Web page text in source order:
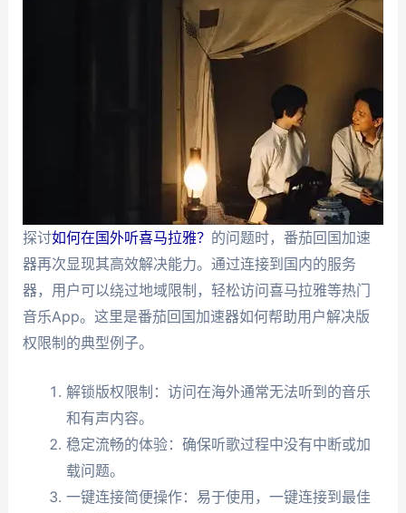
探讨如何在国外听喜马拉雅？ 的问题时，番茄回国加速
器再次显现其高效解决能力。通过连接到国内的服务
器，用户可以绕过地域限制，轻松访问喜马拉雅等热门
音乐App。这里是番茄回国加速器如何帮助用户解决版
权限制的典型例子。
解锁版权限制：访问在海外通常无法听到的音乐
和有声内容。
稳定流畅的体验：确保听歌过程中没有中断或加
载问题。
一键连接简便操作：易于使用，一键连接到最佳